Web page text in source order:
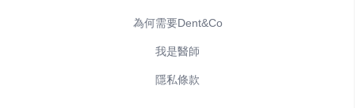
為何需要Dent&Co
我是醫師
隱私條款